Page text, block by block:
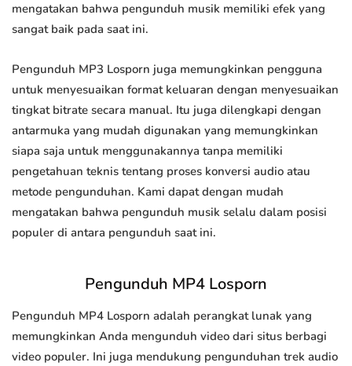
mengatakan bahwa pengunduh musik memiliki efek yang
sangat baik pada saat ini.
Pengunduh MP3 Losporn juga memungkinkan pengguna
untuk menyesuaikan format keluaran dengan menyesuaikan
tingkat bitrate secara manual. Itu juga dilengkapi dengan
antarmuka yang mudah digunakan yang memungkinkan
siapa saja untuk menggunakannya tanpa memiliki
pengetahuan teknis tentang proses konversi audio atau
metode pengunduhan. Kami dapat dengan mudah
mengatakan bahwa pengunduh musik selalu dalam posisi
populer di antara pengunduh saat ini.
Pengunduh MP4 Losporn
Pengunduh MP4 Losporn adalah perangkat lunak yang
memungkinkan Anda mengunduh video dari situs berbagi
video populer. Ini juga mendukung pengunduhan trek audio